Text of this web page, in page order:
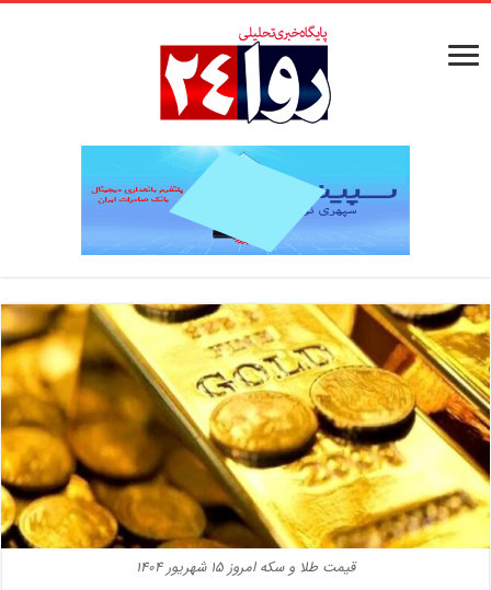
قیمت طلا و سکه امروز ۱۵ شهریور ۱۴۰۴